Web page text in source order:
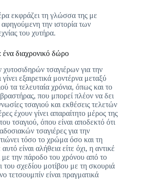
εκφράζει τη γλώσσα της με
την ιστορία των
του χυτήρα.
διαχρονικό δώρο
τσαγιέρων για την
εξαιρετικά μοντέρνα μεταξύ
τα τελευταία χρόνια, όπως και το
που μπορεί πλέον να δει
τσαγιού και εκθέσεις τελετών
έχουν γίνει απαραίτητο μέρος της
τσαγιού, όπου είναι αποδεκτό ότι
τσαγιέρες για την
τόσο το χρώμα όσο και τη
είναι αλήθεια είτε όχι, η αντικέ
με την πάροδο του χρόνου από το
σχεδίου μοτίβου με τη σκουριά
τετσουμπίν είναι πραγματικά